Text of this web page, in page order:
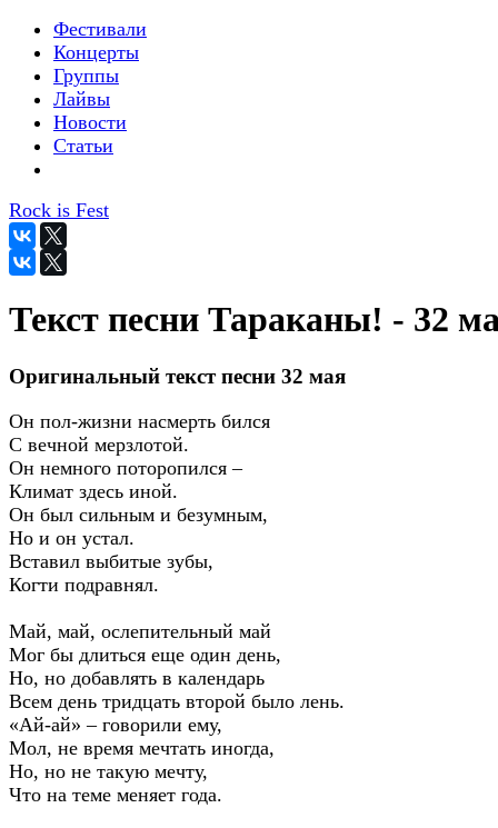
Фестивали
Концерты
Группы
Лайвы
Новости
Статьи
Rock is Fest
Текст песни Тараканы! - 32
Оригинальный текст песни 32 мая
Он пол-жизни насмерть бился
С вечной мерзлотой.
Он немного поторопился –
Климат здесь иной.
Он был сильным и безумным,
Но и он устал.
Вставил выбитые зубы,
Когти подравнял.
Май, май, ослепительный май
Мог бы длиться еще один день,
Но, но добавлять в календарь
Всем день тридцать второй было лень.
«Ай-ай» – говорили ему,
Мол, не время мечтать иногда,
Но, но не такую мечту,
Что на теме меняет года.